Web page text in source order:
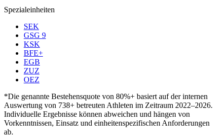
Spezialeinheiten
SEK
GSG 9
KSK
BFE+
EGB
ZUZ
OEZ
*Die genannte Bestehensquote von 80%+ basiert auf der internen
Auswertung von 738+ betreuten Athleten im Zeitraum 2022–2026.
Individuelle Ergebnisse können abweichen und hängen von
Vorkenntnissen, Einsatz und einheitenspezifischen Anforderungen
ab.